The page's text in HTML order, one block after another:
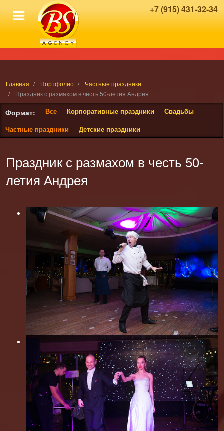
+7 (915) 431-32-34
Главная Портфолио
Частные праздники
Праздник с размахом в честь 50-летия Андрея
Формат: Все Корпоративные праздники
Свадьбы
Частные праздники
Детские праздники
Праздник с размахом в честь 50-
летия Андрея